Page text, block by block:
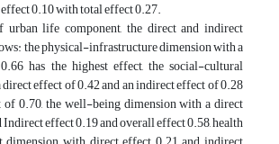
0.10 with total effect 0.27.
life component, the direct and indirect
the physical-infrastructure dimension with a
has the highest effect, the social-cultural
effect of 0.42 and an indirect effect of 0.28
0.70, the well-being dimension with a direct
effect 0.19 and overall effect 0.58, health